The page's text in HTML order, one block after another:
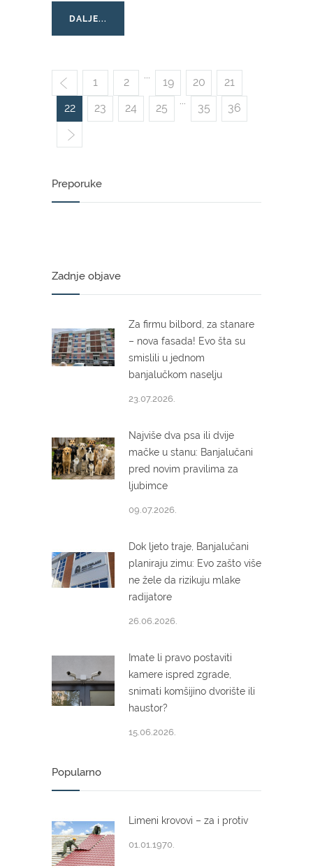
DALJE...
1 2 19 20
21
22
23 24 25 35 36
Preporuke
Zadnje objave
Za firmu bilbord, za stanare
– nova fasada! Evo šta su
smislili u jednom
banjalučkom naselju
23.07.2026.
Najviše dva psa ili dvije
mačke u stanu: Banjalučani
pred novim pravilima za
ljubimce
09.07.2026.
Dok ljeto traje, Banjalučani
planiraju zimu: Evo zašto više
ne žele da rizikuju mlake
radijatore
26.06.2026.
Imate li pravo postaviti
kamere ispred zgrade,
snimati komšijino dvorište ili
haustor?
15.06.2026.
Popularno
Limeni krovovi – za i protiv
01.01.1970.